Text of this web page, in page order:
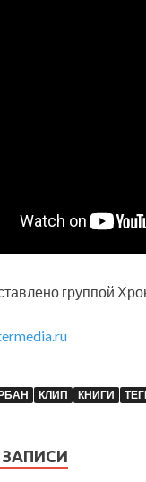
группой
КЛИП КНИГИ